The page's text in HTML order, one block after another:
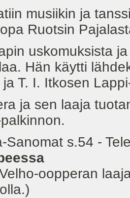
musiikin ja
Ruotsin
uskomuksista
Hän käytti
T. I. Itkosen
ja sen laaja
Sanomat s.54 -
oopperan